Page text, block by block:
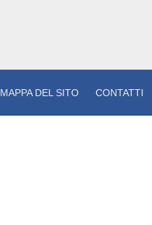
MAPPA DEL SITO CONTATTI